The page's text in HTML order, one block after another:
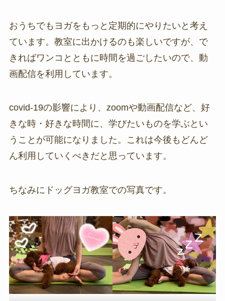
おうちでもヨガをもっと定期的にやりたいと考え
ています。教室に出かけるのも楽しいですが、で
きればワンコとともに時間を過ごしたいので、動
画配信を利用しています。
covid-19の影響により、zoomや動画配信など、好
きな時・好きな時間に、学びたいものを学ぶとい
うことが可能になりました。これは今後もどんど
ん利用していくべきだと思っています。
ちなみにドッグヨガ教室での写真です。